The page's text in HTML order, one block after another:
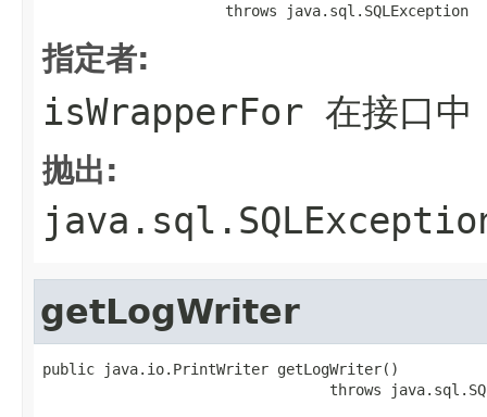
                     throws java.sql.SQLException
指定者:
isWrapperFor 在接口
抛出:
getLogWriter
public java.io.PrintWriter getLogWriter()
throws